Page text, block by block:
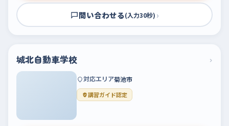
問い合わせる(入力30秒) ›
城北自動車学校 ›
対応エリア菊池市
講習ガイド認定